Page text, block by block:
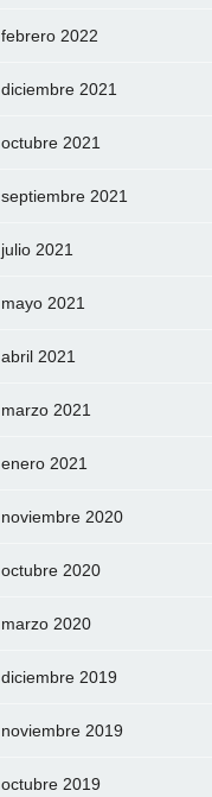
febrero 2022
diciembre 2021
octubre 2021
septiembre 2021
julio 2021
mayo 2021
abril 2021
marzo 2021
enero 2021
noviembre 2020
octubre 2020
marzo 2020
diciembre 2019
noviembre 2019
octubre 2019